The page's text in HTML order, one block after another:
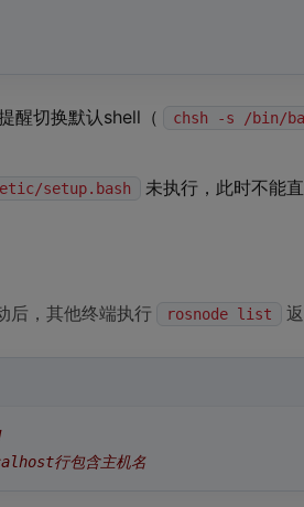
醒切换默认shell（ chsh -s /bin/
setup.bash 未执行，此时不能
后，其他终端执行 rosnode list
行包含主机名